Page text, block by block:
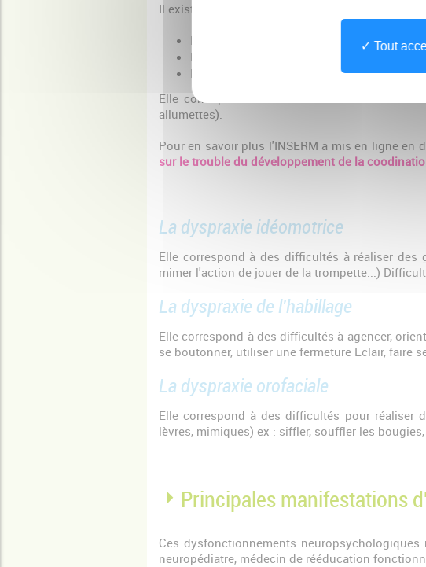
Il existe différentes formes de dyspraxie :
La dyspraxie constructive non visuo-
La dyspraxie constructive visuo-spatiale
La dyspraxie idéatoire
Elle correspond à des difficultés d'utilisation
allumettes).
Pour en savoir plus l'INSERM a mis en ligne
sur le trouble du développement de la
La dyspraxie idéomotrice
Elle correspond à des difficultés à réaliser
mimer l'action de jouer de la trompette...)
La dyspraxie de l'habillage
Elle correspond à des difficultés à agencer,
se boutonner, utiliser une fermeture Eclair, faire
La dyspraxie orofaciale
Elle correspond à des difficultés pour réaliser
lèvres, mimiques) ex : siffler, souffler les
Principales manifestations
Ces dysfonctionnements
neuropédiatre, médecin de rééducation
Tout